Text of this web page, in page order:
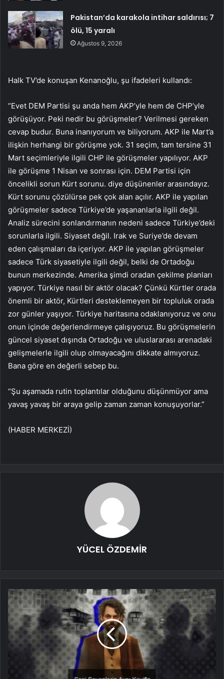
Pakistan’da karakola intihar saldırısı; 7
ölü, 15 yaralı
Ağustos 9, 2026
Halk TV’de konuşan Kenanoğlu, şu ifadeleri kullandı:
“Evet DEM Partisi şu anda hem AKP’yle hem de CHP’yle
görüşüyor. Peki nedir bu görüşmeler? Verilmesi gereken
cevap budur. Buna inanıyorum ve biliyorum. AKP ile Mart’a
ilişkin herhangi bir görüşme yok. 31 seçim, tam tersine 31
Mart seçimleriyle ilgili CHP ile görüşmeler yapılıyor. AKP
ile görüşme 1 Nisan ve sonrası için. DEM Partisi için
öncelikli sorun Kürt sorunu. diye düşünenler arasındayız.
Kürt sorunu çözülürse pek çok alan açılır. AKP ile yapılan
görüşmeler sadece Türkiye’de yaşananlarla ilgili değil.
Analiz sürecini sonlandırmanın nedeni sadece Türkiye’deki
sorunlarla ilgili. Siyaset değil. Irak ve Suriye’de devam
eden çalışmaları da içeriyor. AKP ile yapılan görüşmeler
sadece Türk siyasetiyle ilgili değil, belki de Ortadoğu
bunun merkezinde. Amerika şimdi oradan çekilme planları
yapıyor. Türkiye nasıl bir aktör olacak? Çünkü Kürtler orada
önemli bir aktör, Kürtleri desteklemeyen bir topluluk orada
zor günler yaşıyor. Türkiye haritasına odaklanıyoruz ve onu
onun içinde değerlendirmeye çalışıyoruz. Bu görüşmelerin
güncel siyaset dışında Ortadoğu ve uluslararası arenadaki
gelişmelerle ilgili olup olmayacağını dikkate almıyoruz.
Bana göre en değerli sebep bu.
“Şu aşamada rutin toplantılar olduğunu düşünmüyor ama
yavaş yavaş bir araya gelip zaman zaman konuşuyorlar.”
(HABER MERKEZİ)
YÜCEL ÖZDEMİR